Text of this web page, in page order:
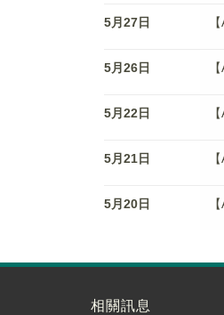
5月27日
5月26日
5月22日
5月21日
5月20日
相關訊息